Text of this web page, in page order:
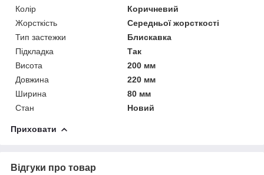
Колір
Коричневий
Жорсткість
Середньої жорсткості
Тип застежки
Блискавка
Підкладка
Так
Висота
200 мм
Довжина
220 мм
Ширина
80 мм
Стан
Новий
Приховати
Відгуки про товар